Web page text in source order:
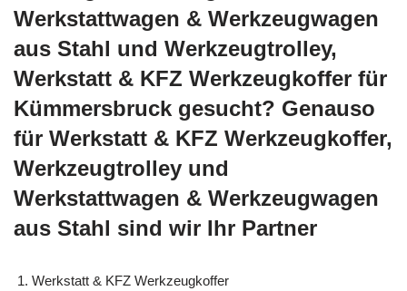
Werkstattwagen & Werkzeugwagen
aus Stahl und Werkzeugtrolley,
Werkstatt & KFZ Werkzeugkoffer für
Kümmersbruck gesucht? Genauso
für Werkstatt & KFZ Werkzeugkoffer,
Werkzeugtrolley und
Werkstattwagen & Werkzeugwagen
aus Stahl sind wir Ihr Partner
Werkstatt & KFZ Werkzeugkoffer